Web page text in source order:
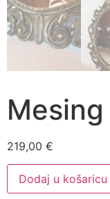
219,00 €
Mesing
ogledalo
količina
Dodaj u košaricu